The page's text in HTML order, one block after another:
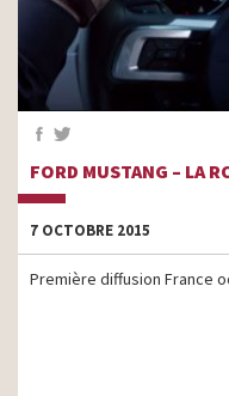
FORD MUSTANG – LA
7 OCTOBRE 2015
Première diffusion France